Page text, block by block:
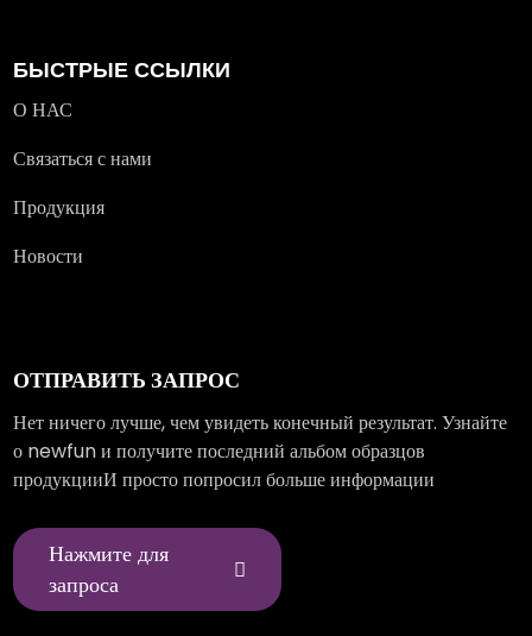
БЫСТРЫЕ ССЫЛКИ
О НАС
Связаться с нами
Продукция
Новости
ОТПРАВИТЬ ЗАПРОС
Нет ничего лучше, чем увидеть конечный результат. Узнайте
о newfun и получите последний альбом образцов
продукцииИ просто попросил больше информации
Нажмите для
запроса